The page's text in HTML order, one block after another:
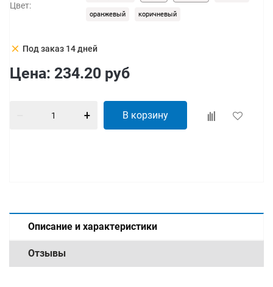
Цвет:
оранжевый коричневый
clear Под заказ 14 дней
Цена: 234.20 руб
В корзину
Описание и характеристики
Отзывы